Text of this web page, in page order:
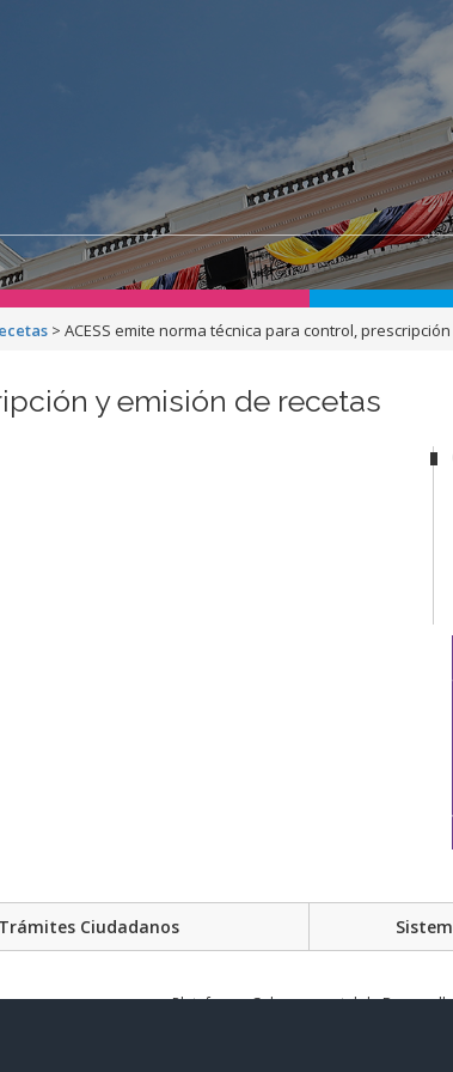
>ACESS emite norma técnica para control,
y emisión de recetas
Ciudadanos
Plataforma Gubernamental de